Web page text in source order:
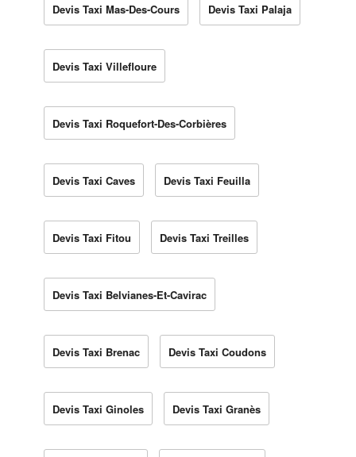
Devis Taxi Mas-Des-Cours Devis Taxi Palaja
Devis Taxi Villefloure
Devis Taxi Roquefort-Des-Corbières
Devis Taxi Caves Devis Taxi Feuilla
Devis Taxi Fitou Devis Taxi Treilles
Devis Taxi Belvianes-Et-Cavirac
Devis Taxi Brenac Devis Taxi Coudons
Devis Taxi Ginoles Devis Taxi Granès